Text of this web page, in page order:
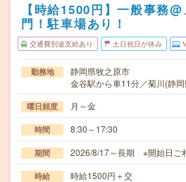
【時給1500円】一般事務
門！駐車場あり！
交通費別途支給あり 土日祝日が休み
勤務地
静岡県牧之原市
金谷駅から車11分／菊川(静
曜日頻度 月～金
時間 8:30～17:30
期間 2026/8/17～長期 ※開始日ご
時給 時給1500円＋交